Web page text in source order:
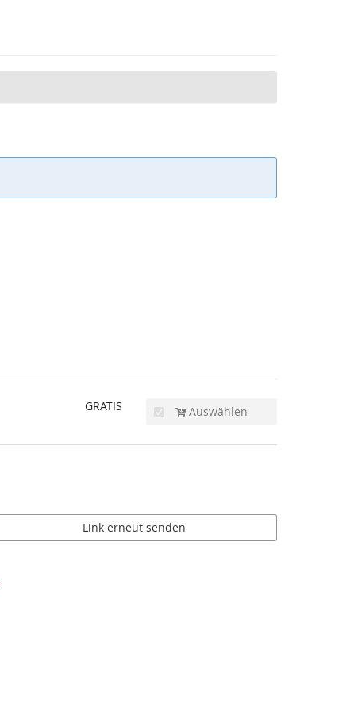
GRATIS Auswählen
Link erneut senden